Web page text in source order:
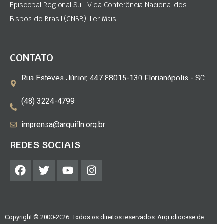
Episcopal Regional Sul IV da Conferência Nacional dos
Bispos do Brasil (CNBB). Ler Mais
CONTATO
Rua Esteves Júnior, 447 88015-130 Florianópolis - SC
(48) 3224-4799
imprensa@arquifln.org.br
REDES SOCIAIS
Copyright © 2000-2026. Todos os direitos reservados. Arquidiocese de